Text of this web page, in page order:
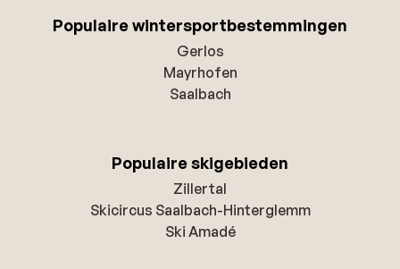
Populaire wintersportbestemmingen
Gerlos
Mayrhofen
Saalbach
Populaire skigebieden
Zillertal
Skicircus Saalbach-Hinterglemm
Ski Amadé